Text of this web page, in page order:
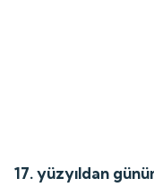
17. yüzyıldan